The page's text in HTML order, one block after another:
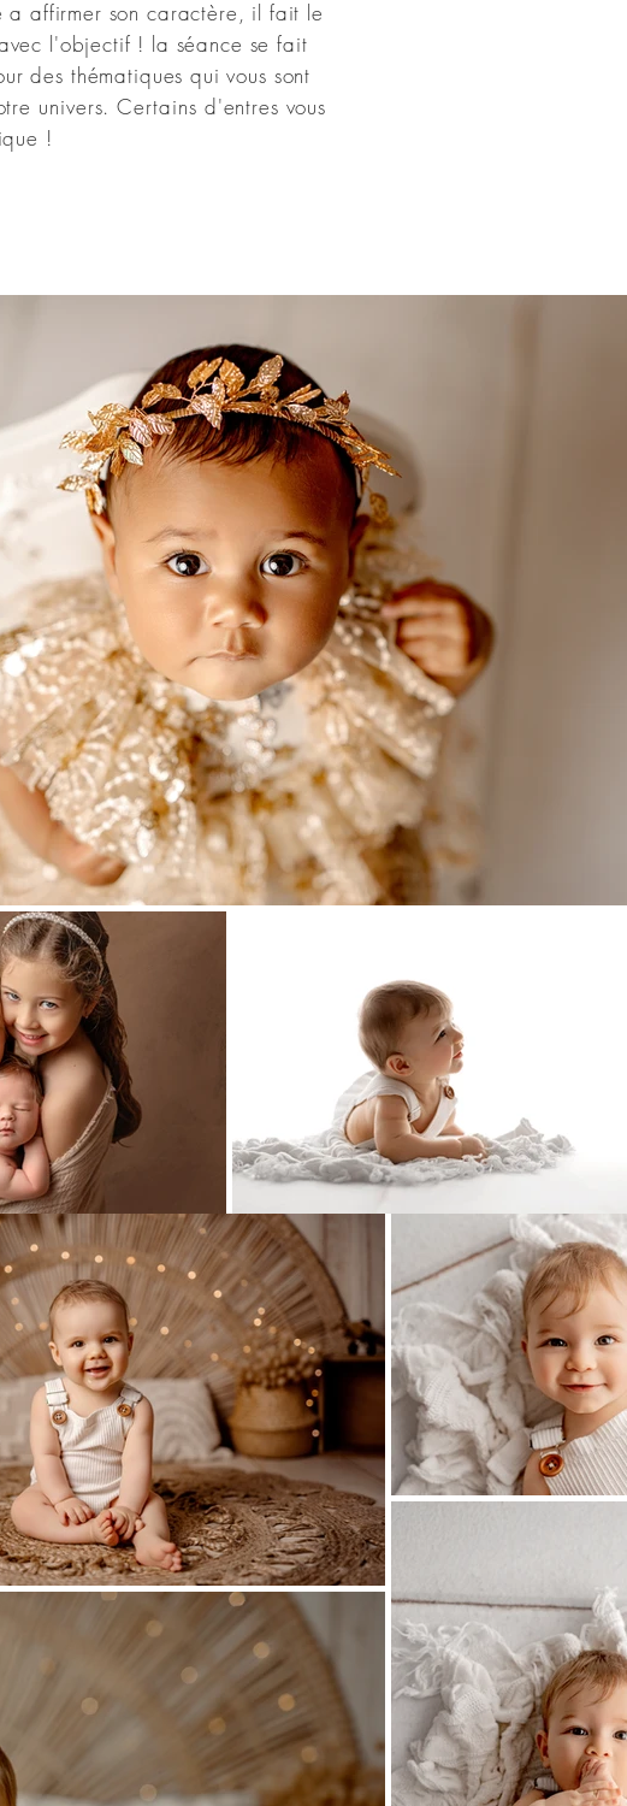
affirmer son caractère, il fait le
l'objectif ! la séance se fait
des thématiques qui vous sont
univers. Certains d'entres vous
!